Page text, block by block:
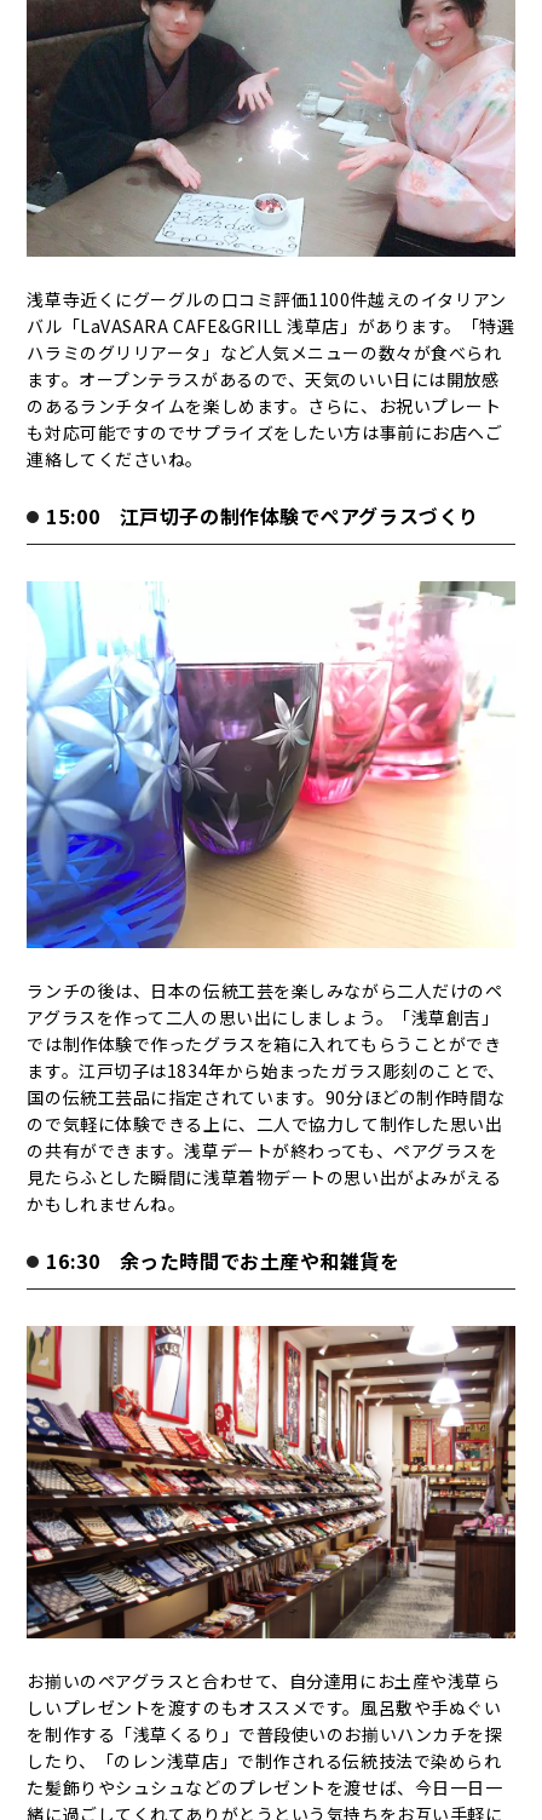
浅草寺近くにグーグルの口コミ評価1100件越えのイタリアン
バル「LaVASARA CAFE&GRILL 浅草店」があります。「特選
ハラミのグリリアータ」など人気メニューの数々が食べられ
ます。オープンテラスがあるので、天気のいい日には開放感
のあるランチタイムを楽しめます。さらに、お祝いプレート
も対応可能ですのでサプライズをしたい方は事前にお店へご
連絡してくださいね。
15:00 江戸切子の制作体験でペアグラスづくり
ランチの後は、日本の伝統工芸を楽しみながら二人だけのペ
アグラスを作って二人の思い出にしましょう。「浅草創吉」
では制作体験で作ったグラスを箱に入れてもらうことができ
ます。江戸切子は1834年から始まったガラス彫刻のことで、
国の伝統工芸品に指定されています。90分ほどの制作時間な
ので気軽に体験できる上に、二人で協力して制作した思い出
の共有ができます。浅草デートが終わっても、ペアグラスを
見たらふとした瞬間に浅草着物デートの思い出がよみがえる
かもしれませんね。
16:30 余った時間でお土産や和雑貨を
お揃いのペアグラスと合わせて、自分達用にお土産や浅草ら
しいプレゼントを渡すのもオススメです。風呂敷や手ぬぐい
を制作する「浅草くるり」で普段使いのお揃いハンカチを探
したり、「のレン浅草店」で制作される伝統技法で染められ
た髪飾りやシュシュなどのプレゼントを渡せば、今日一日一
緒に過ごしてくれてありがとうという気持ちをお互い手軽に